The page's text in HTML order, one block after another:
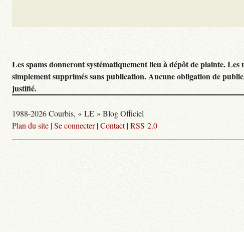
Les spams donneront systématiquement lieu à dépôt de plainte.
simplement supprimés sans publication. Aucune obligation de
justifié.
1988-2026 Courbis, « LE » Blog Officiel
Plan du site |Se connecter|Contact|RSS 2.0